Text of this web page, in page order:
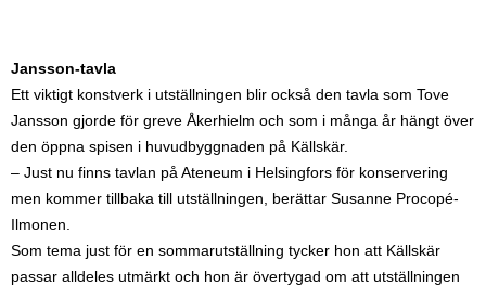
Jansson-tavla
Ett viktigt konstverk i utställningen blir också den tavla som Tove
Jansson gjorde för greve Åkerhielm och som i många år hängt över
den öppna spisen i huvudbyggnaden på Källskär.
– Just nu finns tavlan på Ateneum i Helsingfors för konservering
men kommer tillbaka till utställningen, berättar Susanne Procopé-
Ilmonen.
Som tema just för en sommarutställning tycker hon att Källskär
passar alldeles utmärkt och hon är övertygad om att utställningen